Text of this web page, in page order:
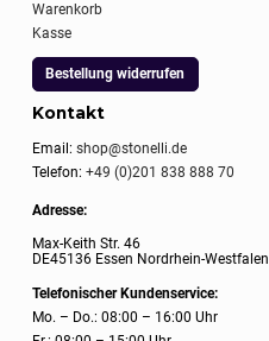
Warenkorb
Kasse
Bestellung widerrufen
Kontakt
Email:shop@stonelli.de
Telefon:+49 (0)201 838 888 70
Adresse:
Max-Keith Str. 46
DE45136 Essen Nordrhein-Westfalen
Telefonischer Kundenservice:
Mo. – Do.: 08:00 – 16:00 Uhr